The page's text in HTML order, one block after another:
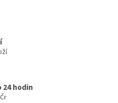
24 hodin